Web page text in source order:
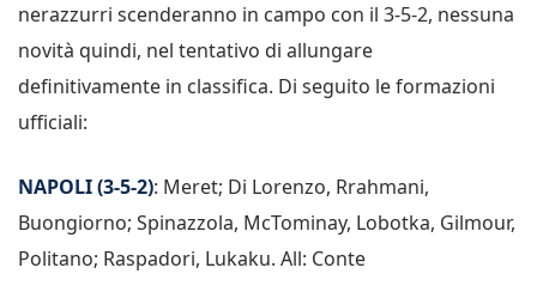
nerazzurri scenderanno in campo con il 3-5-2, nessuna
novità quindi, nel tentativo di allungare
definitivamente in classifica. Di seguito le formazioni
ufficiali:
NAPOLI (3-5-2): Meret; Di Lorenzo, Rrahmani,
Buongiorno; Spinazzola, McTominay, Lobotka, Gilmour,
Politano; Raspadori, Lukaku. All: Conte